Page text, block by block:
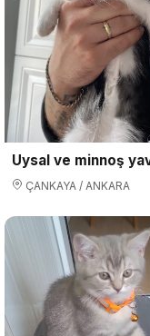
ÇANKAYA / ANKARA